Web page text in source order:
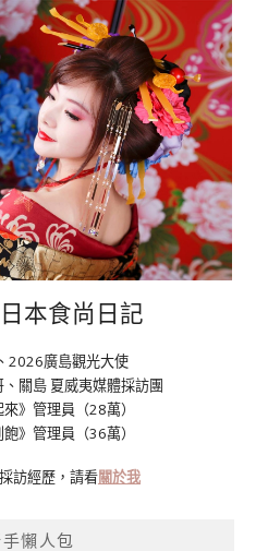
本食尚日記
2026廣島觀光大使
關島 夏威夷媒體採訪團
》管理員（28萬）
》管理員（36萬）
訪經歷，請看關於我
手懶人包